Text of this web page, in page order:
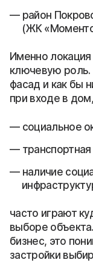
район
(ЖК
Именно
ключевую роль.
фасад и как бы
при входе в
социальное
наличие
часто играют
выборе
бизнес, это
застройки